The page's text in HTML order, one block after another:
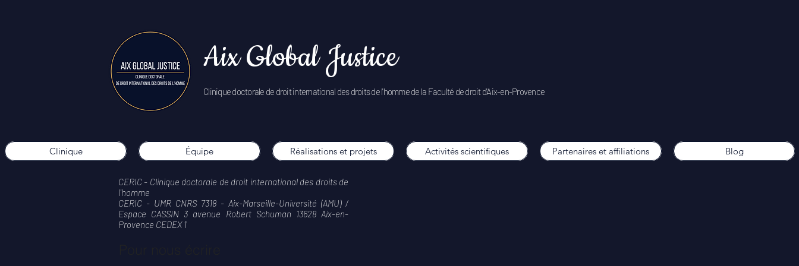
Aix Global Justice
Clinique doctorale de droit international des droits de l'homme de la Faculté de droit d'Aix-en-Provence
Clinique Équipe Réalisations et projets Activités scientifiques Partenaires et affiliations Blog
CERIC - Clinique doctorale de droit international des droits de
l'homme
CERIC - UMR CNRS 7318 - Aix-Marseille-Université (AMU) /
Espace CASSIN 3 avenue Robert Schuman 13628 Aix-en-
Provence CEDEX 1